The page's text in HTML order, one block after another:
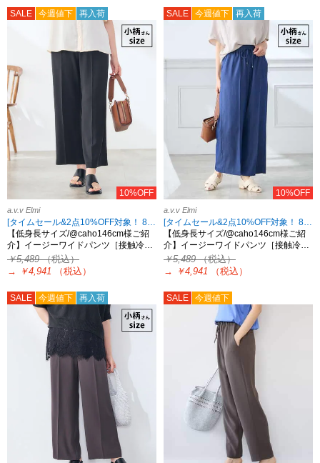
SALE 今週値下 再入荷
10%OFF
a.v.v Elmi
[タイムセール&2点10%OFF対象！ 8/18 8:59まで]
【低身長サイズ/@caho146cm様ご紹
介】イージーワイドパンツ［接触冷…
￥5,489（税込）
→
￥4,941 （税込）
SALE 今週値下 再入荷
10%OFF
a.v.v Elmi
[タイムセール&2点10%OFF対象！ 8/18 8:59まで]
【低身長サイズ/@caho146cm様ご紹
介】イージーワイドパンツ［接触冷…
￥5,489（税込）
→
￥4,941 （税込）
SALE 今週値下 再入荷 SALE 今週値下